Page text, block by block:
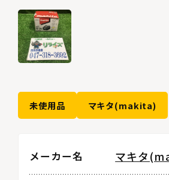
未使用品 マキタ(makita)
メーカー名 マキタ